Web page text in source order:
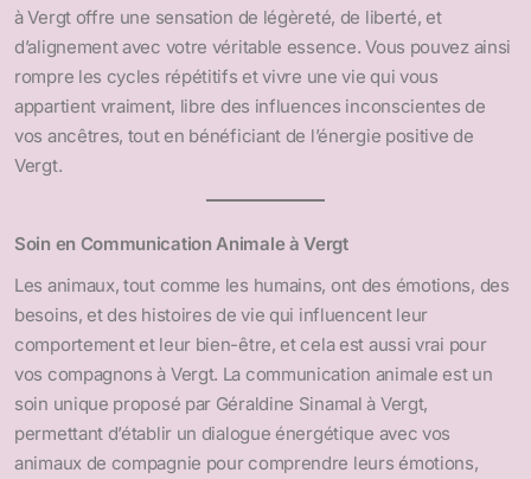
à Vergt offre une sensation de légèreté, de liberté, et
d’alignement avec votre véritable essence. Vous pouvez ainsi
rompre les cycles répétitifs et vivre une vie qui vous
appartient vraiment, libre des influences inconscientes de
vos ancêtres, tout en bénéficiant de l’énergie positive de
Vergt.
Soin en Communication Animale à Vergt
Les animaux, tout comme les humains, ont des émotions, des
besoins, et des histoires de vie qui influencent leur
comportement et leur bien-être, et cela est aussi vrai pour
vos compagnons à Vergt. La communication animale est un
soin unique proposé par Géraldine Sinamal à Vergt,
permettant d’établir un dialogue énergétique avec vos
animaux de compagnie pour comprendre leurs émotions,